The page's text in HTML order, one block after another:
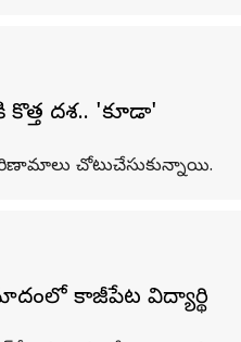
కొత్త దశ.. 'కూడా'
చోటుచేసుకున్నాయి.
కాజీపేట విద్యార్థి